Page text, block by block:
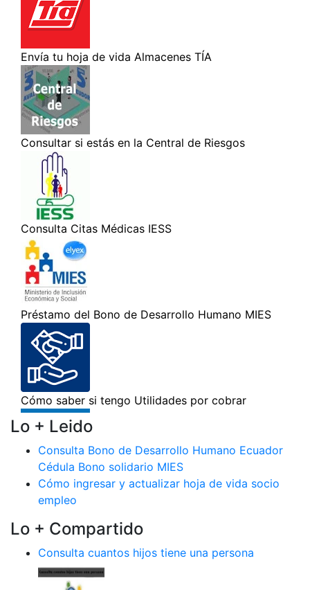
Lo + Leido
Consulta Bono de Desarrollo Humano Ecuador
Cédula Bono solidario MIES
Cómo ingresar y actualizar hoja de vida socio
empleo
Lo + Compartido
Consulta cuantos hijos tiene una persona